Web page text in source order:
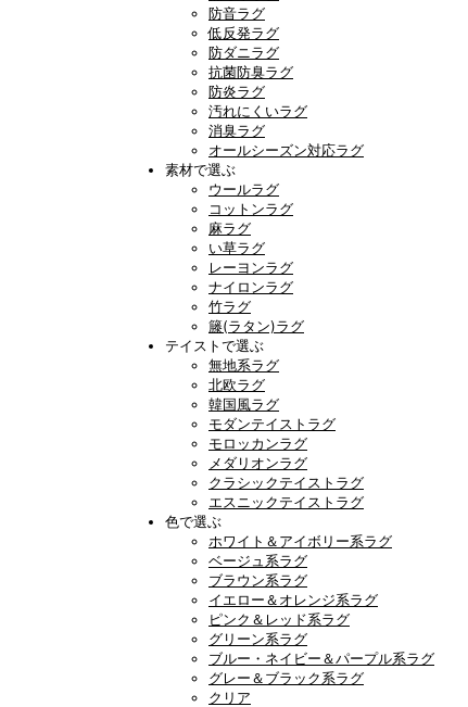
防音ラグ
低反発ラグ
防ダニラグ
抗菌防臭ラグ
防炎ラグ
汚れにくいラグ
消臭ラグ
オールシーズン対応ラグ
素材で選ぶ
ウールラグ
コットンラグ
麻ラグ
い草ラグ
レーヨンラグ
ナイロンラグ
竹ラグ
籐(ラタン)ラグ
テイストで選ぶ
無地系ラグ
北欧ラグ
韓国風ラグ
モダンテイストラグ
モロッカンラグ
メダリオンラグ
クラシックテイストラグ
エスニックテイストラグ
色で選ぶ
ホワイト＆アイボリー系ラグ
ベージュ系ラグ
ブラウン系ラグ
イエロー＆オレンジ系ラグ
ピンク＆レッド系ラグ
グリーン系ラグ
ブルー・ネイビー＆パープル系ラグ
グレー＆ブラック系ラグ
クリア